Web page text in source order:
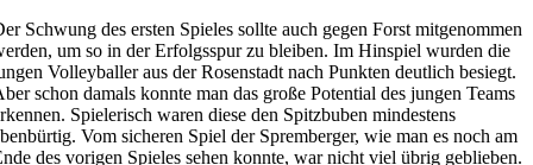
Schwung des ersten Spieles sollte auch gegen Forst mitgenommen
um so in der Erfolgsspur zu bleiben. Im Hinspiel wurden die
Volleyballer aus der Rosenstadt nach Punkten deutlich besiegt.
schon damals konnte man das große Potential des jungen Teams
Spielerisch waren diese den Spitzbuben mindestens
Vom sicheren Spiel der Spremberger, wie man es noch am
des vorigen Spieles sehen konnte, war nicht viel übrig geblieben.